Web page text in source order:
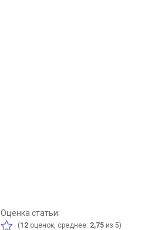
Оценка статьи:
(12оценок, среднее: 2,75из 5)